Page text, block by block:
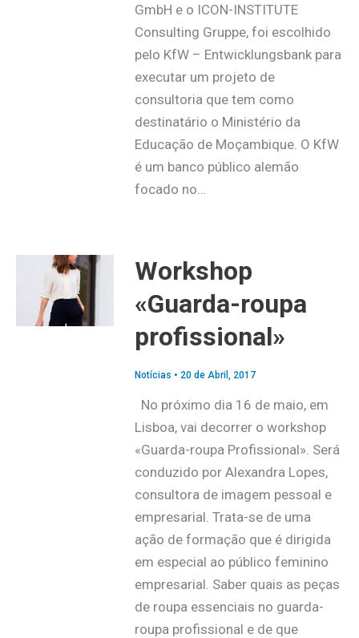
GmbH e o ICON-INSTITUTE
Consulting Gruppe, foi escolhido
pelo KfW – Entwicklungsbank para
executar um projeto de
consultoria que tem como
destinatário o Ministério da
Educação de Moçambique. O KfW
é um banco público alemão
focado no…
Workshop
«Guarda-roupa
profissional»
Notícias • 20 de Abril, 2017
No próximo dia 16 de maio, em
Lisboa, vai decorrer o workshop
«Guarda-roupa Profissional». Será
conduzido por Alexandra Lopes,
consultora de imagem pessoal e
empresarial. Trata-se de uma
ação de formação que é dirigida
em especial ao público feminino
empresarial. Saber quais as peças
de roupa essenciais no guarda-
roupa profissional e de que